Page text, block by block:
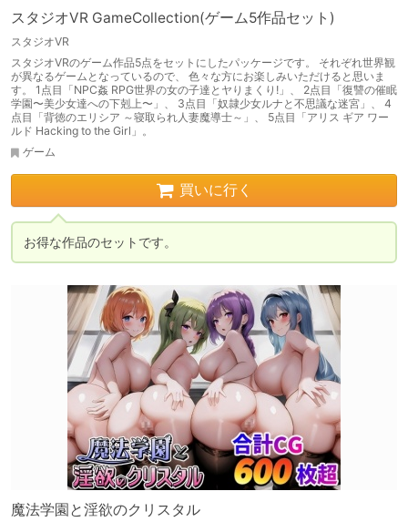
スタジオVR GameCollection(ゲーム5作品セット)
スタジオVR
スタジオVRのゲーム作品5点をセットにしたパッケージです。 それぞれ世界観
が異なるゲームとなっているので、 色々な方にお楽しみいただけると思いま
す。 1点目「NPC姦 RPG世界の女の子達とヤりまくり!」、 2点目「復讐の催眠
学園〜美少女達への下剋上〜」、 3点目「奴隷少女ルナと不思議な迷宮」、 4
点目「背徳のエリシア ～寝取られ人妻魔導士～」、 5点目「アリス ギア ワー
ルド Hacking to the Girl」。
ゲーム
買いに行く
お得な作品のセットです。
魔法学園と淫欲のクリスタル